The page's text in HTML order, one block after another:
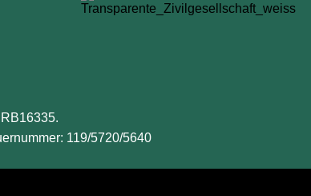
119/5720/5640